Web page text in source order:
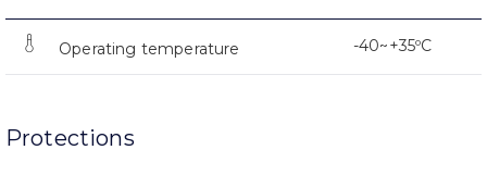
Operating temperature -40~+35ºC
Protections